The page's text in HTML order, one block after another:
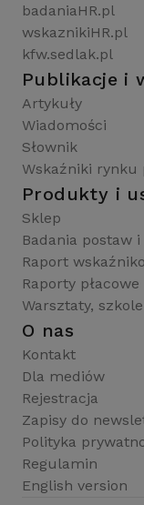
badaniaHR.pl
wskaznikiHR.pl
kfw.sedlak.pl
Publikacje i
Artykuły
Wiadomości
Słownik
Wskaźniki rynku
Produkty i
Sklep
Badania postaw
Raport
Raporty płacowe
Warsztaty,
O nas
Kontakt
Dla mediów
Rejestracja
Zapisy do
Polityka
Regulamin
English version